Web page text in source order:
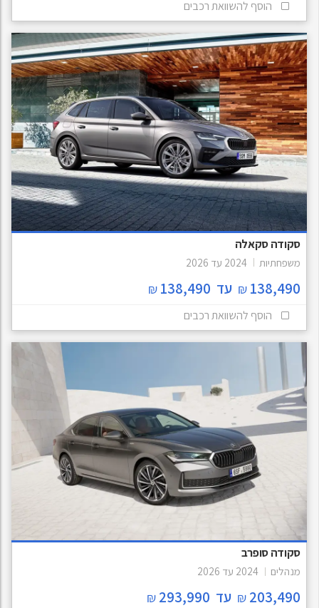
הוסף להשוואת רכבים
סקודה סקאלה
משפחתיות 2024 עד 2026
138,490
₪ עד 138,490
₪
הוסף להשוואת רכבים
סקודה סופרב
מנהלים 2024 עד 2026
203,490
₪ עד 293,990
₪